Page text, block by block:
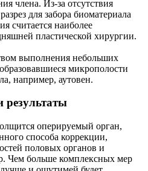
члена. Из-за отсутствия
для забора биоматериала
считается наиболее
пластической хирургии.
выполнения небольших
микрополости
например, аутовен.
результаты
оперируемый орган,
способа коррекции,
половых органов и
Чем больше комплексных мер